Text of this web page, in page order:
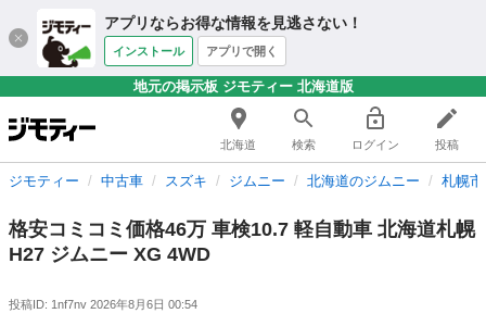
アプリならお得な情報を見逃さない！
インストール アプリで開く
地元の掲示板 ジモティー 北海道版
北海道 検索 ログイン 投稿
ジモティー 中古車 スズキ ジムニー 北海道のジムニー 札幌
格安コミコミ価格46万 車検10.7 軽自動車 北海道札幌
H27 ジムニー XG 4WD
投稿ID: 1nf7nv 2026年8月6日 00:54